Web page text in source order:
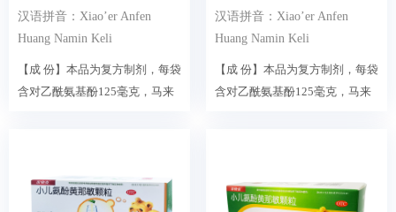
汉语拼音：Xiao’er Anfen
Huang Namin Keli
【成 份】本品为复方制剂，每袋
含对乙酰氨基酚125毫克，马来
汉语拼音：Xiao’er Anfen
Huang Namin Keli
【成 份】本品为复方制剂，每袋
含对乙酰氨基酚125毫克，马来